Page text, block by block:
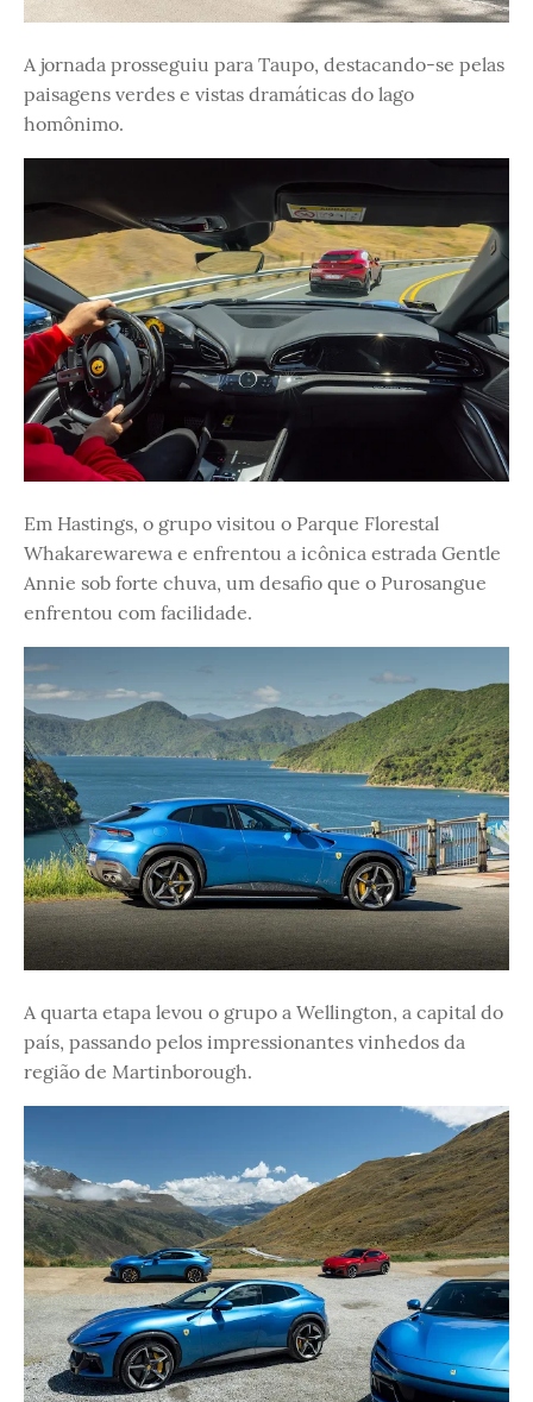
A jornada prosseguiu para Taupo, destacando-se pelas
paisagens verdes e vistas dramáticas do lago
homônimo.
Em Hastings, o grupo visitou o Parque Florestal
Whakarewarewa e enfrentou a icônica estrada Gentle
Annie sob forte chuva, um desafio que o Purosangue
enfrentou com facilidade.
A quarta etapa levou o grupo a Wellington, a capital do
país, passando pelos impressionantes vinhedos da
região de Martinborough.